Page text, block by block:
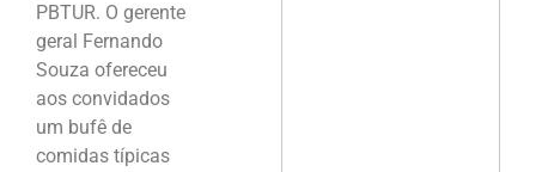
PBTUR. O gerente
geral Fernando
Souza ofereceu
aos convidados
um bufê de
comidas típicas